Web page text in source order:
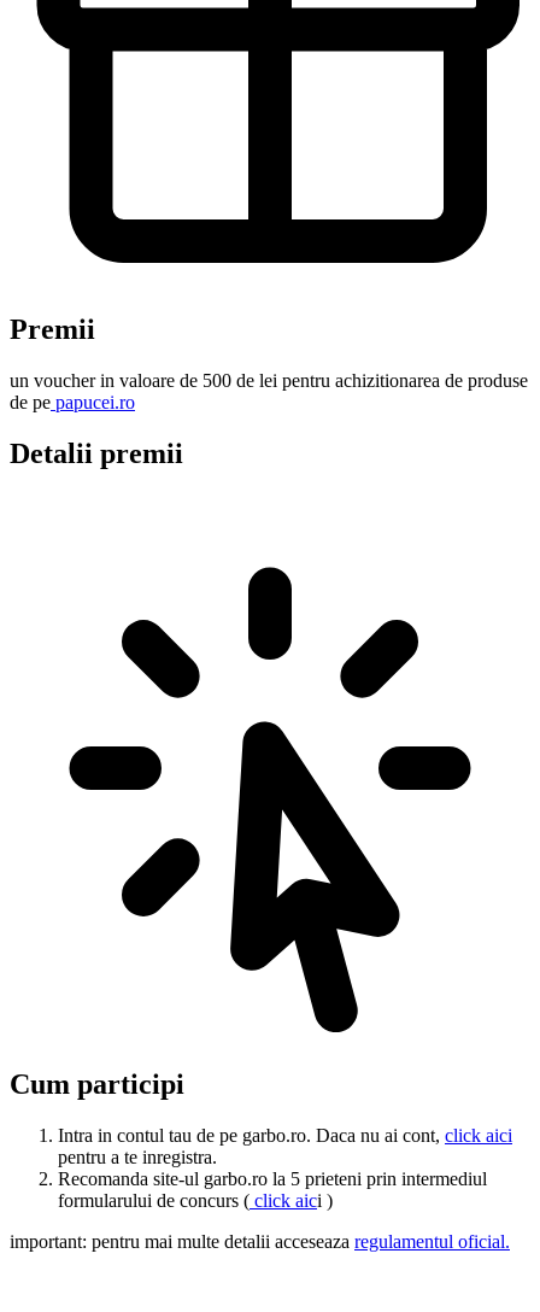
Premii
un voucher in valoare de 500 de lei pentru achizitionarea de produse
de pe papucei.ro
Detalii premii
Cum participi
Intra in contul tau de pe garbo.ro. Daca nu ai cont, click aici
pentru a te inregistra.
Recomanda site-ul garbo.ro la 5 prieteni prin intermediul
formularului de concurs ( click aici )
important: pentru mai multe detalii acceseaza regulamentul oficial.